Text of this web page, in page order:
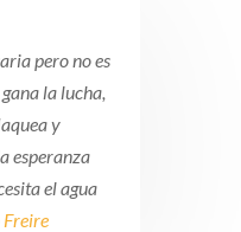
pero no es
la lucha,
y
esperanza
el agua
Freire